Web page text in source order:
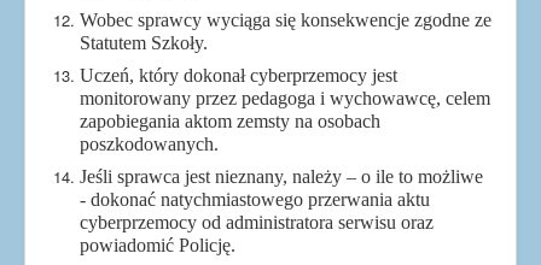
Wobec sprawcy wyciąga się konsekwencje zgodne ze
Statutem Szkoły.
Uczeń, który dokonał cyberprzemocy jest
monitorowany przez pedagoga i wychowawcę, celem
zapobiegania aktom zemsty na osobach
poszkodowanych.
Jeśli sprawca jest nieznany, należy – o ile to możliwe
- dokonać natychmiastowego przerwania aktu
cyberprzemocy od administratora serwisu oraz
powiadomić Policję.